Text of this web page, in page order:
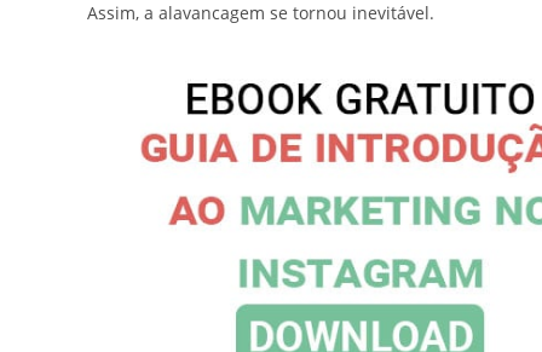
Assim, a alavancagem se tornou inevitável.